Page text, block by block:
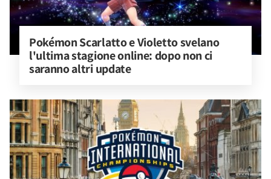
Pokémon Scarlatto e Violetto svelano
l'ultima stagione online: dopo non ci
saranno altri update